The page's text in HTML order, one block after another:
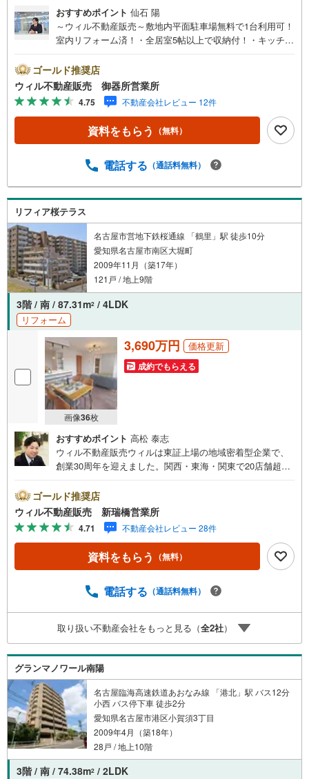
おすすめポイント 仙石 陽
～ウィル不動産販売～敷地内平面駐車場無料で1台利用可！
室内リフォーム済！・全居室5帖以上で収納付！・キッチ
に遮るものはなく陽当たり良好！・フィール野並店徒歩2
分！スーパーなどの生活施設至近の立地！・小学校徒歩7
分！子育てに最適な立地です！～～毎日夜7時まで営業！当
社は毎日営業しております。水曜や土日祝日でもご対応可
能です。朝10時～夜7時までが営業時間ですが、事前にご希
望いただけましたら、時間外のご対応も可能です。お仕事
す！お気軽にご相談ください。
ゴールド推奨店
ウィル不動産販売 御器所営業所
4.75 不動産会社レビュー 12件
資料をもらう （無料）
電話する （通話料無料）
リフィア桜テラス
名古屋市営地下鉄桜通線 「鶴里」駅 徒歩10分
愛知県名古屋市南区大堀町
2009年11月（築17年）
121戸 / 地上9階
3階 / 南 / 87.31m2 / 4LDK
リフォーム
画像36枚
3,690万円 価格更新
成約でもらえる
おすすめポイント 高松 泰志
ウィル不動産販売ウィルは東証上場の地域密着型企業で、
創業30周年を迎えました。関西・東海・関東で20店舗超え
す。新瑞橋駅から徒歩1分の店舗には、キッズスペースやお
むつ替えスペースを完備しており、お子様連れのお客様も
安心してご利用いただけます。平日のお住まい探しの方へ
弊社では平日にご内覧や契約を希望されるお客様のため
に、「平日会員制度」という割引プランをご用意していま
す。お仕事で忙しい方へ午前10時から午後7時まで、毎日営
でのご内覧にも対応いたします。また、オンライン内覧や
で掲載している物件以外にもご紹介可能ですので、一度ご
相談ください。その他の相談もプロが対応物件に関するこ
とはもちろん、住宅ローンなどの資金面やリフォームに関
することなど、お住まいに関するどんなことでもお気軽に
ご相談ください。
ゴールド推奨店
ウィル不動産販売 新瑞橋営業所
4.71 不動産会社レビュー 28件
資料をもらう （無料）
電話する （通話料無料）
取り扱い不動産会社をもっと見る（全2社）
グランマノワール南陽
名古屋臨海高速鉄道あおなみ線 「港北」駅 バス12分
小西 バス停下車 徒歩2分
愛知県名古屋市港区小賀須3丁目
2009年4月（築18年）
28戸 / 地上10階
3階 / 南 / 74.38m2 / 2LDK